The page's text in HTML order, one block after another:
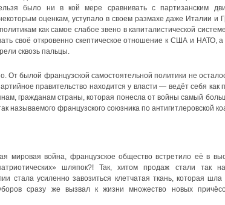
было ни в кой мере сравнивать с партизанским
оценкам, уступало в своем размахе даже Италии и
как самое слабое звено в капиталистической
своё откровенно скептическое отношение к США и НАТО,
сквозь пальцы.
От былой французской самостоятельной политики не
правительство находится у власти — ведёт себя как
гражданам страны, которая понесла от войны самый
называемого французского союзника по антигитлеровской
мировая война, французское общество встретило её в
шляпок?! Так, хитом продаж стали так
стала усиленно завозиться клетчатая ткань, которая
сразу же вызвал к жизни множество новых